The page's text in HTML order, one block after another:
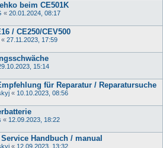
beim CE501K
« 20.01.2024, 08:17
/ CE250/CEV500
« 27.11.2023, 17:59
15:14
für Reparatur / Reparatursuche
« 10.10.2023, 08:56
« 12.09.2023, 18:22
Handbuch / manual
« 12.09.2023, 13:32